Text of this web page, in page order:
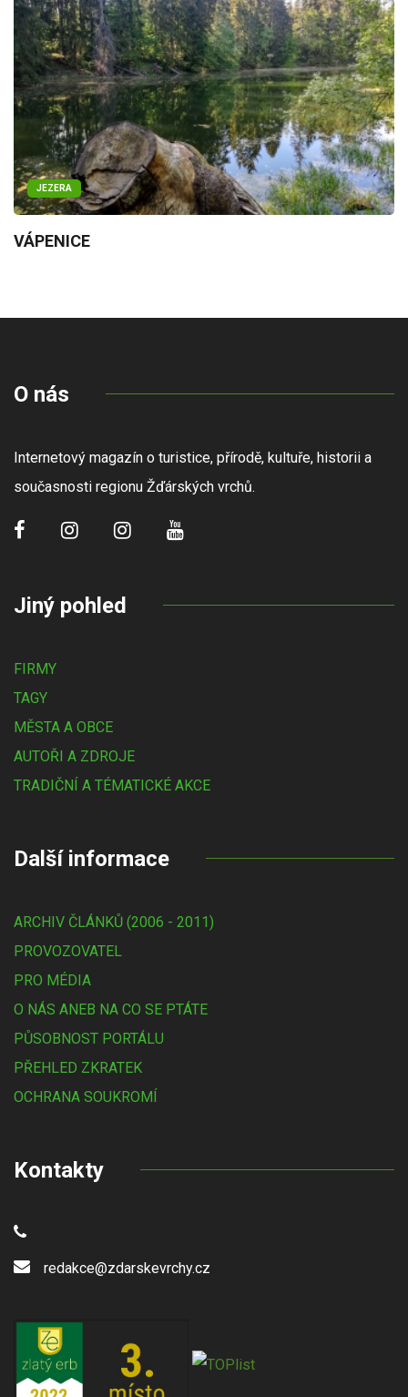
JEZERA
VÁPENICE
O nás
Internetový magazín o turistice, přírodě, kultuře, historii a
současnosti regionu Žďárských vrchů.
Jiný pohled
FIRMY
TAGY
MĚSTA A OBCE
AUTOŘI A ZDROJE
TRADIČNÍ A TÉMATICKÉ AKCE
Další informace
ARCHIV ČLÁNKŮ (2006 - 2011)
PROVOZOVATEL
PRO MÉDIA
O NÁS ANEB NA CO SE PTÁTE
PŮSOBNOST PORTÁLU
PŘEHLED ZKRATEK
OCHRANA SOUKROMÍ
Kontakty
redakce@zdarskevrchy.cz